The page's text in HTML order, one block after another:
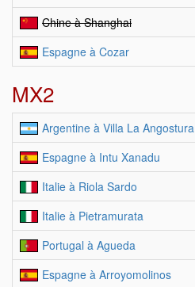
Chine à Shanghai
Espagne à Cozar
MX2
Argentine à Villa La Angostura
Espagne à Intu Xanadu
Italie à Riola Sardo
Italie à Pietramurata
Portugal à Agueda
Espagne à Arroyomolinos